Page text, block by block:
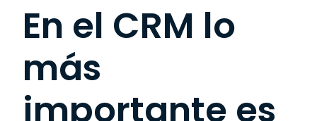
En el CRM lo
más
importante es